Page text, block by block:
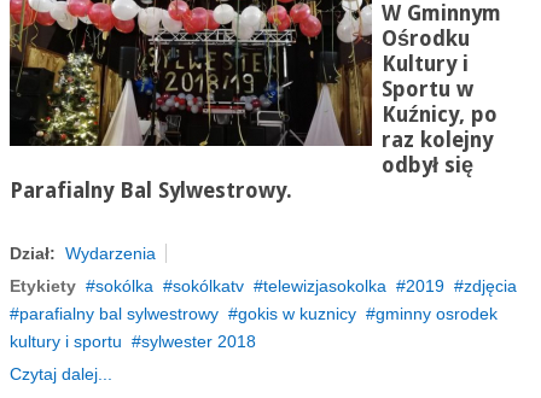
W Gminnym
Ośrodku
Kultury i
Sportu w
Kuźnicy, po
raz kolejny
odbył się
Parafialny Bal Sylwestrowy.
Dział: Wydarzenia
Etykiety
sokólka sokólkatv telewizjasokolka 2019
zdjęcia
parafialny bal sylwestrowy
gokis w kuznicy
gminny osrodek
kultury i sportu
sylwester 2018
Czytaj dalej...